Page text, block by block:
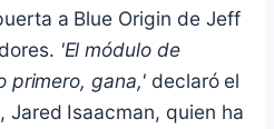
a Blue Origin de Jeff
'El módulo de
primero, gana,'declaró el
Jared Isaacman, quien ha